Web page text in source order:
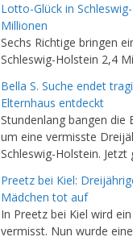
Lotto-Glück in
Millionen
Sechs Richtige bringen
Schleswig-Holstein 2,4
Bella S. Suche endet
Elternhaus entdeckt
Stundenlang bangen die
um eine vermisste
Schleswig-Holstein. Jetzt
Preetz bei Kiel:
Mädchen tot auf
In Preetz bei Kiel wird
vermisst. Nun wurde